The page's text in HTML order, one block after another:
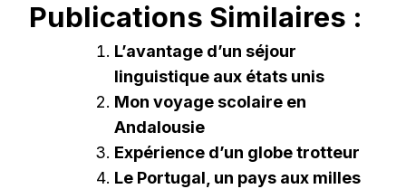
Publications Similaires :
L’avantage d’un séjour
linguistique aux états unis
Mon voyage scolaire en
Andalousie
Expérience d’un globe trotteur
Le Portugal, un pays aux milles